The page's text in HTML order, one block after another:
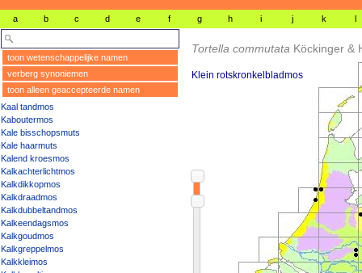
a b c d e f g h i j k l
toon wetenschappelijke namen
verberg synoniemen
toon alleen geaccepteerde namen
Kaal tandmos
Kaboutermos
Kale bisschopsmuts
Kale haarmuts
Kalend kroesmos
Kalkachterlichtmos
Kalkdikkopmos
Kalkdraadmos
Kalkdubbeltandmos
Kalkeendagsmos
Kalkgoudmos
Kalkgreppelmos
Kalkkleimos
Tortella commutata Köckinger &
Klein rotskronkelbladmos